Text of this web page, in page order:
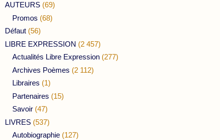
AUTEURS (69)
Promos (68)
Défaut (56)
LIBRE EXPRESSION (2 457)
Actualités Libre Expression (277)
Archives Poèmes (2 112)
Libraires (1)
Partenaires (15)
Savoir (47)
LIVRES (537)
Autobiographie (127)